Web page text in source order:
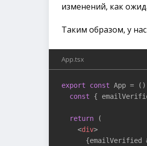
изменений, как
Таким образом, у
App.tsx
export const App = ()
const {
return (
<div>
{emailVerified